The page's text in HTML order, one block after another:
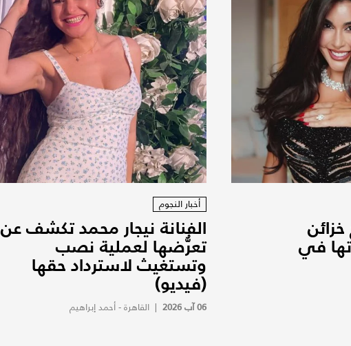
في
أخبار النجوم
الفنانة نيجار محمد تكشف عن
تعرُّضها لعملية نصب
وتستغيث لاسترداد حقها
(فيديو)
06 آب 2026 | القاهرة - أحمد إبراهيم